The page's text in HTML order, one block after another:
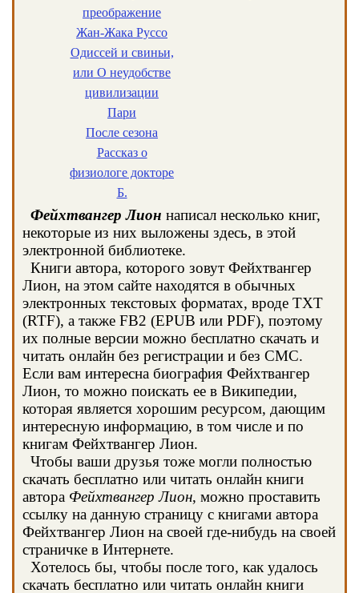
преображение
Жан-Жака Руссо
Одиссей и свиньи,
или О неудобстве
цивилизации
Пари
После сезона
Рассказ о
физиологе докторе
Б.
Фейхтвангер Лион написал несколько книг,
некоторые из них выложены здесь, в этой
электронной библиотеке.
Книги автора, которого зовут Фейхтвангер
Лион, на этом сайте находятся в обычных
электронных текстовых форматах, вроде TXT
(RTF), а также FB2 (EPUB или PDF), поэтому
их полные версии можно бесплатно скачать и
читать онлайн без регистрации и без СМС.
Если вам интересна биография Фейхтвангер
Лион, то можно поискать ее в Википедии,
которая является хорошим ресурсом, дающим
интересную информацию, в том числе и по
книгам Фейхтвангер Лион.
Чтобы ваши друзья тоже могли полностью
скачать бесплатно или читать онлайн книги
автора Фейхтвангер Лион, можно проставить
ссылку на данную страницу с книгами автора
Фейхтвангер Лион на своей где-нибудь на своей
страничке в Интернете.
Хотелось бы, чтобы после того, как удалось
скачать бесплатно или читать онлайн книги